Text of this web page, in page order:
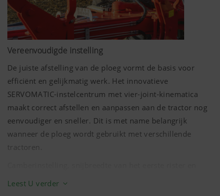
basis voor een succesvolle oogst.
Vereenvoudigde instelling
De juiste afstelling van de ploeg vormt de basis voor
efficiënt en gelijkmatig werk. Het innovatieve
SERVOMATIC-instelcentrum met vier-joint-kinematica
maakt correct afstellen en aanpassen aan de tractor nog
eenvoudiger en sneller. Dit is met name belangrijk
wanneer de ploeg wordt gebruikt met verschillende
tractoren.
trekpuntinstelling kunnen in slechts enkele stappen
Leest U verder